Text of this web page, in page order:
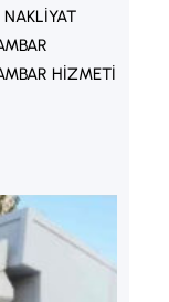
NAKLIYAT
HIZMETI